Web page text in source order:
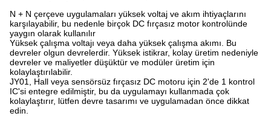
N + N çerçeve uygulamaları yüksek voltaj ve akım ihtiyaçlarını
karşılayabilir, bu nedenle birçok DC fırçasız motor kontrolünde
yaygın olarak kullanılır
Yüksek çalışma voltajı veya daha yüksek çalışma akımı. Bu
devreler olgun devrelerdir. Yüksek istikrar, kolay üretim nedeniyle
devreler ve maliyetler düşüktür ve modüler üretim için
kolaylaştırılabilir.
JY01, Hall veya sensörsüz fırçasız DC motoru için 2'de 1 kontrol
IC'si entegre edilmiştir, bu da uygulamayı kullanmada çok
kolaylaştırır, lütfen devre tasarımı ve uygulamadan önce dikkat
edin.